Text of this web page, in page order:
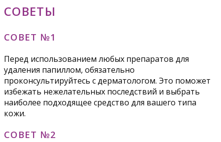
СОВЕТЫ
СОВЕТ №1
Перед использованием любых препаратов для
удаления папиллом, обязательно
проконсультируйтесь с дерматологом. Это поможет
избежать нежелательных последствий и выбрать
наиболее подходящее средство для вашего типа
кожи.
СОВЕТ №2